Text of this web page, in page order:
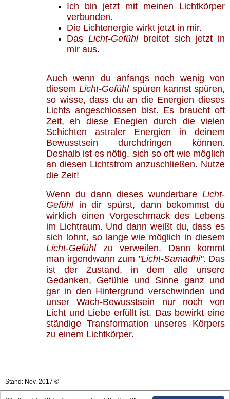
Ich bin jetzt mit meinen Lichtkörper
verbunden.
Die Lichtenergie wirkt jetzt in mir.
Das Licht-Gefühlbreitet sich jetzt in
mir aus.
Auch wenn du anfangs noch wenig von
diesemLicht-Gefühlspüren kannst spüren,
so wisse, dass du an die Energien dieses
Lichts angeschlossen bist. Es braucht oft
Zeit, eh diese Enegien durch die vielen
Schichten astraler Energien in deinem
Bewusstsein durchdringen können.
Deshalb ist es nötig, sich so oft wie möglich
an diesen Lichtstrom anzuschließen. Nutze
die Zeit!
Wenn du dann dieses wunderbare Licht-
Gefühlin dir spürst, dann bekommst du
wirklich einen Vorgeschmack des Lebens
im Lichtraum. Und dann weißt du, dass es
sich lohnt, so lange wie möglich in diesem
Licht-Gefühlzu verweilen. Dann kommt
man irgendwann zum "Licht-Samadhi". Das
ist der Zustand, in dem alle unsere
Gedanken, Gefühle und Sinne ganz und
gar in den Hintergrund verschwinden und
unser Wach-Bewusstsein nur noch von
Licht und Liebe erfüllt ist. Das bewirkt eine
ständige Transformation unseres Körpers
zu einem Lichtkörper.
Stand: Nov. 2017 ©